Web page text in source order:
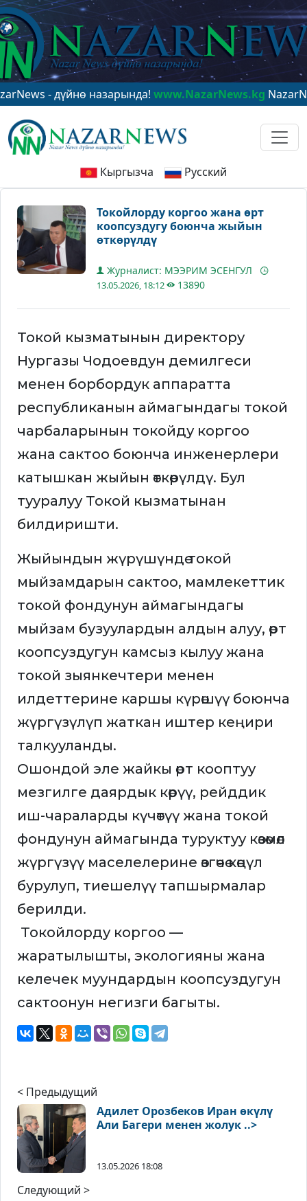
- дүйнө назарында!www.NazarNews.kgNazarNews -
Кыргызча Русский
Токойлорду коргоо жана өрт
коопсуздугу боюнча жыйын
өткөрүлдү
Журналист: МЭЭРИМ ЭСЕНГУЛ
13.05.2026, 18:12 13890
Токой кызматынын директору
Нургазы Чодоевдун демилгеси
менен борбордук аппаратта
республиканын аймагындагы токой
чарбаларынын токойду коргоо
жана сактоо боюнча инженерлери
катышкан жыйын өткөрүлдү. Бул
тууралуу Токой кызматынан
билдиришти.
Жыйындын жүрүшүндө токой
мыйзамдарын сактоо, мамлекеттик
токой фондунун аймагындагы
мыйзам бузуулардын алдын алуу, өрт
коопсуздугун камсыз кылуу жана
токой зыянкечтери менен
илдеттерине каршы күрөшүү боюнча
жүргүзүлүп жаткан иштер кеңири
талкууланды.
Ошондой эле жайкы өрт кооптуу
мезгилге даярдык көрүү, рейддик
иш-чараларды күчөтүү жана токой
фондунун аймагында туруктуу көзөмөл
жүргүзүү маселелерине өзгөчө көңүл
бурулуп, тиешелүү тапшырмалар
берилди.
Токойлорду коргоо —
жаратылышты, экологияны жана
келечек муундардын коопсуздугун
сактоонун негизги багыты.
< Предыдущий
Адилет Орозбеков Иран өкүлү
Али Багери менен жолук ..>
13.05.2026 18:08
Следующий >